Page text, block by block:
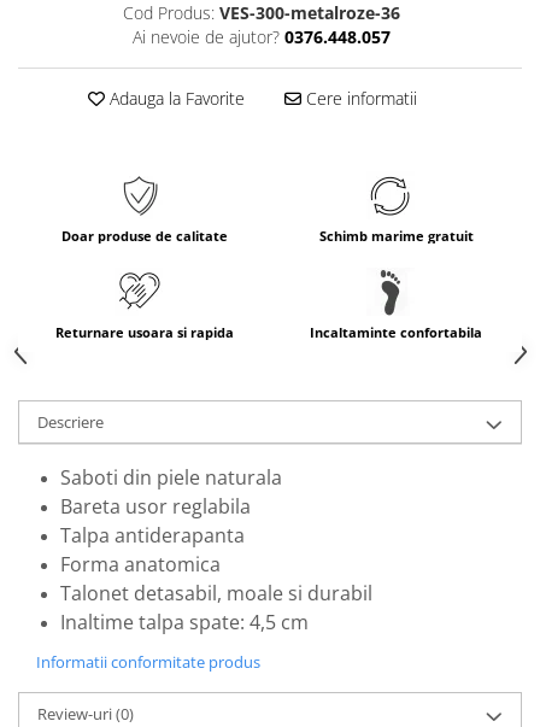
Cod Produs: VES-300-metalroze-36
Ai nevoie de ajutor? 0376.448.057
Adauga la Favorite Cere informatii
Doar produse de calitate Schimb marime gratuit
Returnare usoara si rapida Incaltaminte confortabila
Descriere
Saboti din piele naturala
Bareta usor reglabila
Talpa antiderapanta
Forma anatomica
Talonet detasabil, moale si durabil
Inaltime talpa spate: 4,5 cm
Informatii conformitate produs
Review-uri(0)